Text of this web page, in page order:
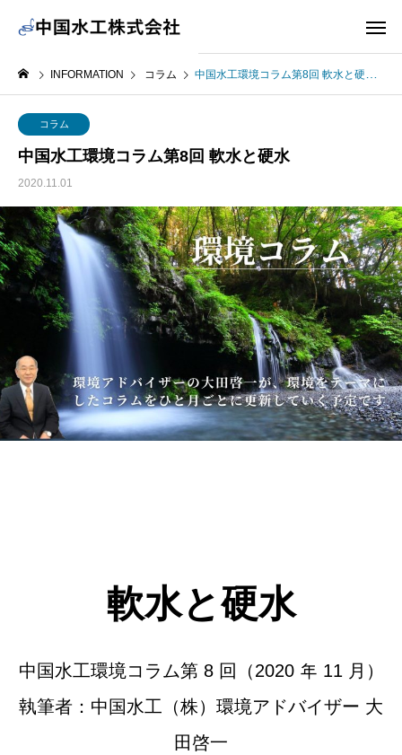
INFORMATION コラム 中国水工環境コラム第8回 軟水と硬水
コラム
中国水工環境コラム第8回 軟水と硬水
2020.11.01
軟水と硬水
中国水工環境コラム第 8 回（2020 年 11 月）
執筆者：中国水工（株）環境アドバイザー 大
田啓一